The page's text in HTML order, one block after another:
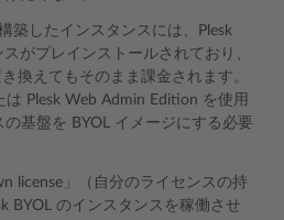
築したインスタンスには、Plesk
がプレインストールされており、
換えてもそのまま課金されます。
は Plesk Web Admin Edition を使用
の基盤を BYOL イメージにする必要
license」（自分のライセンスの持
BYOL のインスタンスを稼働させ